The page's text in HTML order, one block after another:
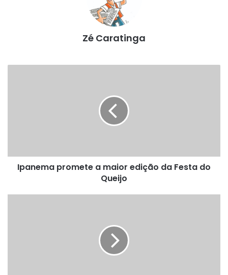
Zé Caratinga
Queijo
Ipanema promete a maior edição da Festa do
Queijo